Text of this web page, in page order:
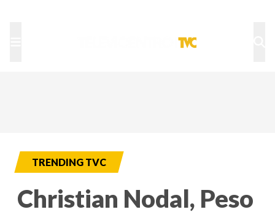
TRENDING TVC
Christian Nodal, Peso